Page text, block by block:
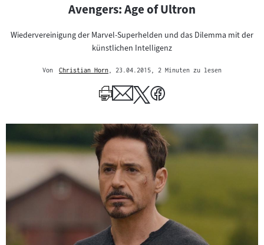
Avengers: Age of Ultron
Wiedervereinigung der Marvel-Superhelden und das Dilemma mit der
künstlichen Intelligenz
Von
Christian Horn
Author
, 23.04.2015 , 2 Minuten zu lesen